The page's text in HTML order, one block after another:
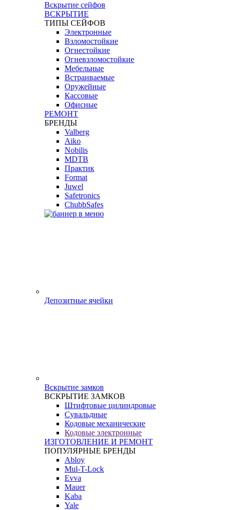
Вскрытие сейфов
ВСКРЫТИЕ
ТИПЫ СЕЙФОВ
Электронные
Взломостойкие
Огнестойкие
Огневзломостойкие
Мебельные
Встраиваемые
Оружейные
Кассовые
Офисные
РЕМОНТ
БРЕНДЫ
Valberg
Aiko
Nobilis
MDTB
Практик
Format
Juwel
Safetronics
ChubbSafes
Депозитные ячейки
Вскрытие замков
ВСКРЫТИЕ ЗАМКОВ
Штифтовые цилиндровые
Сувальдные
Кодовые механические
Кодовые электронные
ИЗГОТОВЛЕНИЕ И РЕМОНТ
ПОПУЛЯРНЫЕ БРЕНДЫ
Abloy
Mul-T-Lock
Evva
Mauer
Kaba
Yale